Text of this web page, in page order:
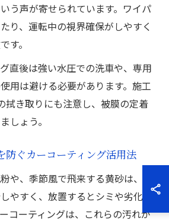
う声が寄せられています。ワイパ
り、運転中の視界確保がしやすく
す。
直後は強い水圧での洗車や、専用
用は避ける必要があります。施工
拭き取りにも注意し、被膜の定着
しょう。
防ぐカーコーティング活用法
や、季節風で飛来する黄砂は、車
やすく、放置するとシミや劣化の
コーティングは、これらの汚れが